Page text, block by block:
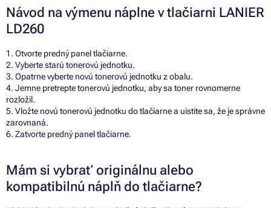
Návod na výmenu náplne v tlačiarni LANIER
LD260
1. Otvorte predný panel tlačiarne.
2. Vyberte starú tonerovú jednotku.
3. Opatrne vyberte novú tonerovú jednotku z obalu.
4. Jemne pretrepte tonerovú jednotku, aby sa toner rovnomerne
rozložil.
5. Vložte novú tonerovú jednotku do tlačiarne a uistite sa, že je správne
zarovnaná.
6. Zatvorte predný panel tlačiarne.
Mám si vybrať originálnu alebo
kompatibilnú náplň do tlačiarne?